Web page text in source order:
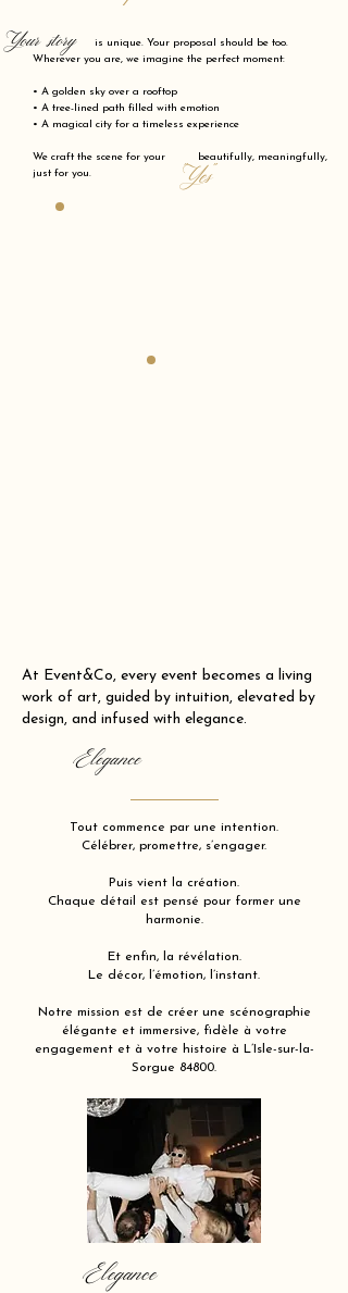
is unique. Your proposal should be too.
Wherever you are, we imagine the perfect moment:
• A golden sky over a rooftop
• A tree-lined path filled with emotion
• A magical city for a timeless experience
We craft the scene for your beautifully, meaningfully,
just for you.
"Yes"
Your story
At Event&Co, every event becomes a living
work of art, guided by intuition, elevated by
design, and infused with elegance.
Elegance
Tout commence par une intention.
Célébrer, promettre, s’engager.
Puis vient la création.
Chaque détail est pensé pour former une
harmonie.
Et enfin, la révélation.
Le décor, l’émotion, l’instant.
Notre mission est de créer une scénographie
élégante et immersive, fidèle à votre
engagement et à votre histoire à L’Isle-sur-la-
Sorgue 84800.
Elegance